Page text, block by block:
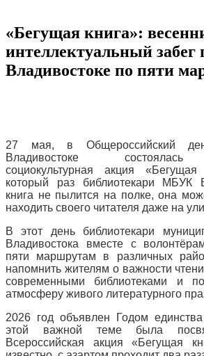
«Бегущая книга»:
интеллектуальный забег
Владивостоке по пяти
27 мая, в Общероссийский
Владивостоке состоялась
социокультурная акция
который раз библиотекари МБУК
книга не пылится на полке, она
находить своего читателя даже на
В этот день библиотекари
Владивостока вместе с
пяти маршрутам в различных
напомнить жителям о важности
современными библиотеками и
атмосферу живого литературного
2026 год объявлен Годом
этой важной теме была
Всероссийская акция «Бегущая